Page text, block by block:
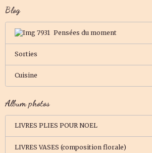
Blog
Pensées du moment
Sorties
Cuisine
Album photos
LIVRES PLIES POUR NOEL
LIVRES VASES (composition florale)